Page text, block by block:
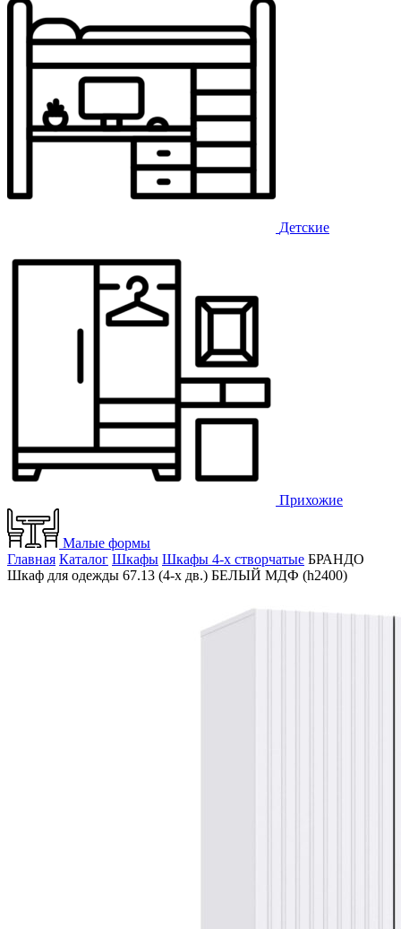
Детские
Прихожие
Малые формы
Главная Каталог Шкафы Шкафы 4-х створчатые БРАНДО
Шкаф для одежды 67.13 (4-х дв.) БЕЛЫЙ МДФ (h2400)